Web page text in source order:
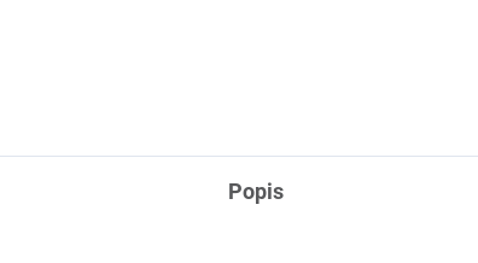
Popis